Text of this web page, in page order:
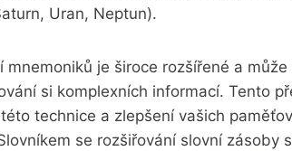
Uran, Neptun).
mnemoniků je široce rozšířené a
si komplexních informací. Tento
technice a zlepšení vašich
se rozšiřování slovní zásoby